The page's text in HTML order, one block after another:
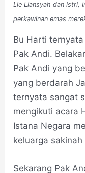
Lie Liansyah dan istri,
perkawinan emas
Bu Harti
Pak Andi.
Pak Andi yang
yang berdarah
ternyata sangat
mengikuti acara
Istana Negara
keluarga
Sekarang Pak